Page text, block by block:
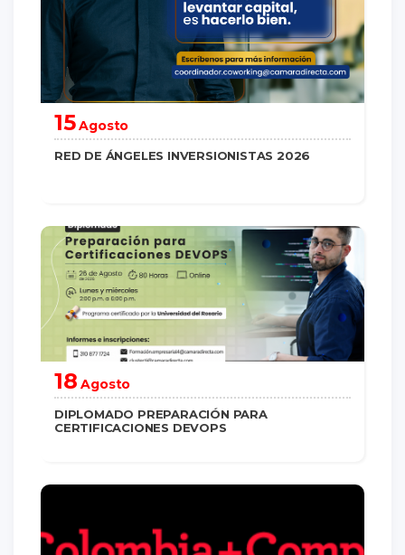
15Agosto
RED DE ÁNGELES INVERSIONISTAS 2026
saber más
18 Agosto
DIPLOMADO PREPARACIÓN PARA
CERTIFICACIONES DEVOPS
saber más